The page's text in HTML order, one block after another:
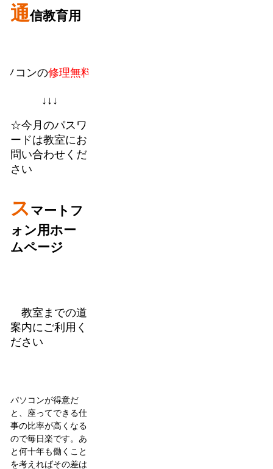
通信教育用
修理無料。教室での個人授業に加えてフランチャイ
↓↓↓
☆今月のパスワ
ードは教室にお
問い合わせくだ
さい
スマートフ
ォン用ホー
ムページ
教室までの道
案内にご利用く
ださい
パソコンが得意だ
と、座ってできる仕
事の比率が高くなる
ので毎日楽です。あ
と何十年も働くこと
を考えればその差は